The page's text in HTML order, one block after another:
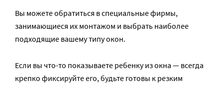
Вы можете обратиться в специальные фирмы,
занимающиеся их монтажом и выбрать наиболее
подходящие вашему типу окон.
Если вы что-то показываете ребенку из окна — всегда
крепко фиксируйте его, будьте готовы к резким